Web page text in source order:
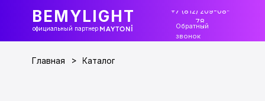
официальный партнер
BEMYLIGHT
+7 (812) 209-08-
78
Обратный
звонок
Каталог
Главная >